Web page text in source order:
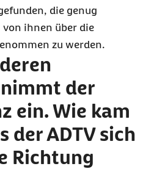
die genug
ihnen über die
zu werden.
der
ein. Wie kam
der ADTV sich
Richtung